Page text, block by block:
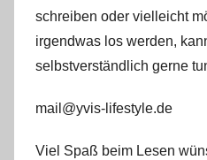
schreiben oder vielleicht
irgendwas los werden,
selbstverständlich gerne
mail@yvis-lifestyle.de
Viel Spaß beim Lesen